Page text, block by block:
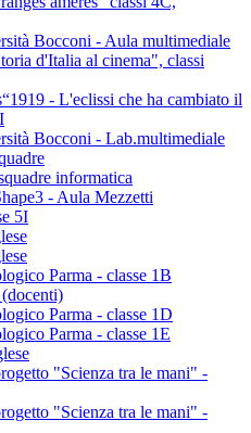
Bocconi - Aula multimediale
d'Italia al cinema", classi
- L'eclissi che ha cambiato il
Bocconi - Lab.multimediale
informatica
- Aula Mezzetti
5I
Parma - classe 1B
Parma - classe 1D
Parma - classe 1E
"Scienza tra le mani" -
"Scienza tra le mani" -